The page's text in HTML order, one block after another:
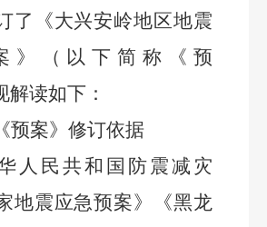
了《大兴安岭地区地震
》（以下简称《预
解读如下：
《预案》修订依据
华人民共和国防震减灾
地震应急预案》
《黑龙